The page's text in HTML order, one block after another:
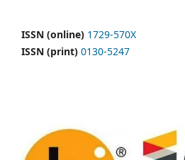
ISSN (online) 1729-570X
ISSN (print) 0130-5247